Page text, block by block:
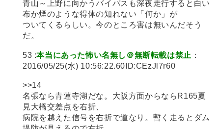
青山～上野に向かうバイパスも深夜走行すると白い
布か煙のような得体の知れない「何か」が
ついてくるらしい。今のところ害は無いんだそう
だ。
53 :本当にあった怖い名無し＠無断転載は禁止 ：
2016/05/25(水) 10:56:22.60ID:CEzJl7r60
>>14
名張なら青蓮寺湖だな。大阪方面からならR165夏
見大橋交差点を右折、
病院を越えた信号を右折で道なり。暫く走るとダム